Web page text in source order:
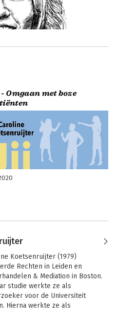
Omgaan met boze
Koetsenruijter (1979)
Rechten in Leiden en
& Mediation in Boston.
studie werkte ze als
voor de Universiteit
Hierna werkte ze als